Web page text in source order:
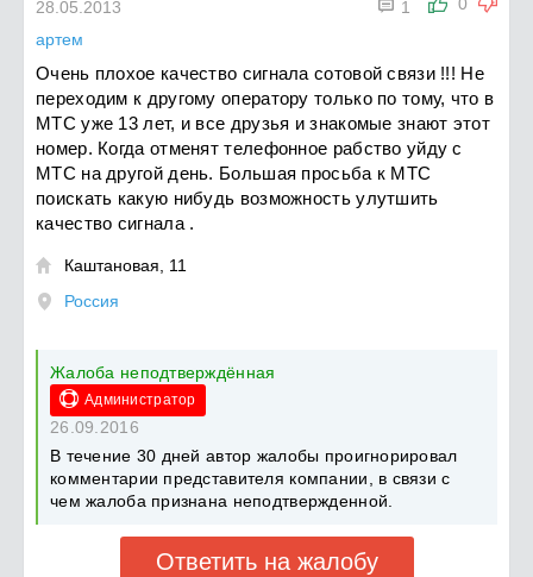
1
28.05.2013
артем
Очень плохое качество сигнала сотовой связи !!! Не
переходим к другому оператору только по тому, что в
МТС уже 13 лет, и все друзья и знакомые знают этот
номер. Когда отменят телефонное рабство уйду с
МТС на другой день. Большая просьба к МТС
поискать какую нибудь возможность улутшить
качество сигнала .

Каштановая, 11
Россия
Жалоба неподтверждённая
Администратор
26.09.2016
В течение 30 дней автор жалобы проигнорировал
комментарии представителя компании, в связи с
чем жалоба признана неподтвержденной.
Ответить на жалобу